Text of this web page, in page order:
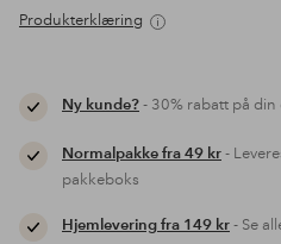
Produkterklæring
Ny kunde?- 30% rabatt på din
Normalpakke fra 49 kr-
pakkeboks
Hjemlevering fra 149 kr- Se